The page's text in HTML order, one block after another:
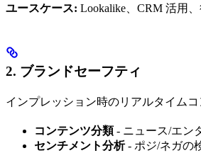
ユースケース: Lookalike、CRM 活用
2. ブランドセーフティ
インプレッション時のリアルタイム
コンテンツ分類- ニュース/エン
センチメント分析- ポジ/ネガの